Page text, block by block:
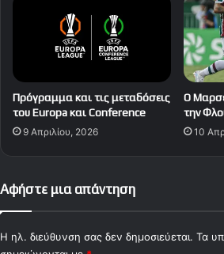
Πρόγραμμα και τις μεταδόσεις
του Europa και Conference
9 Απριλίου, 2026
Ο
την
10
Αφήστε μια απάντηση
Η ηλ. διεύθυνση σας δεν δημοσιεύεται. Τα